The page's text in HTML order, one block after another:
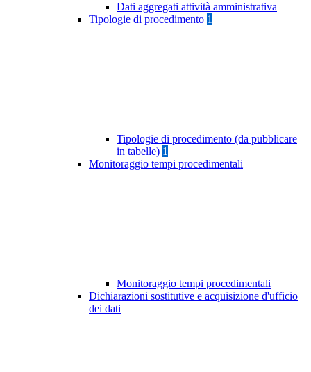
Dati aggregati attività amministrativa
Tipologie di procedimento 1
Tipologie di procedimento (da pubblicare
in tabelle) 1
Monitoraggio tempi procedimentali
Monitoraggio tempi procedimentali
Dichiarazioni sostitutive e acquisizione d'ufficio
dei dati